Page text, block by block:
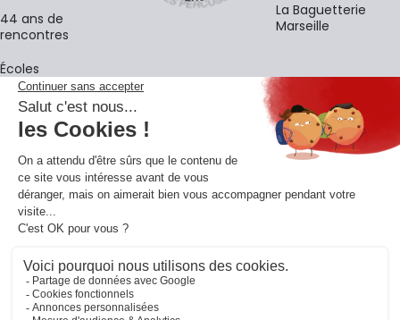
44 ans de
rencontres
Écoles
La Baguetterie
Marseille
La newsletter
Adresse e-mail
En vous inscrivant à notre newsletter, vous acceptez notre
confidentialité.
Retrouvons-nous sur